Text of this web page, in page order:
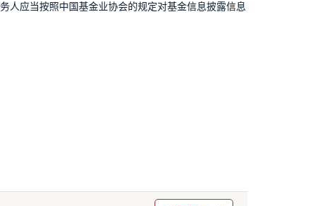
人应当按照中国基金业协会的规定对基金信息披露信息